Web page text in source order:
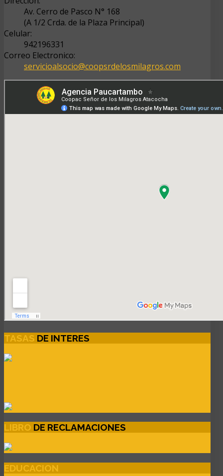
Av. Cerro de Pasco N° 168
(A 1/2 Crda. de la Plaza Principal)
Celular:
942196331
Correo Electronico:
servicioalsocio@coopsrdelosmilagros.com
TASAS DE INTERES
LIBRO DE RECLAMACIONES
EDUCACION